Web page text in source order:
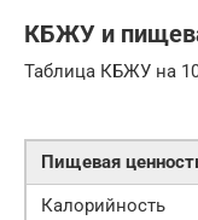
КБЖУ и
Таблица КБЖУ на
Пищевая
Калорийность